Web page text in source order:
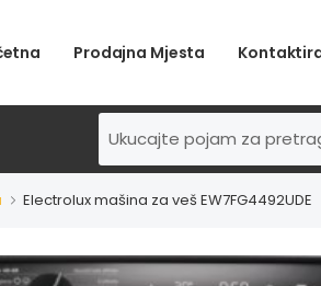
Prodajna Mjesta
Electrolux mašina za veš EW7FG4492UDE